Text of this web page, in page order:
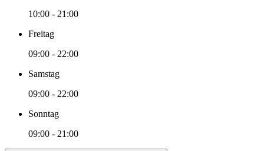
10:00 - 21:00
Freitag
09:00 - 22:00
Samstag
09:00 - 22:00
Sonntag
09:00 - 21:00